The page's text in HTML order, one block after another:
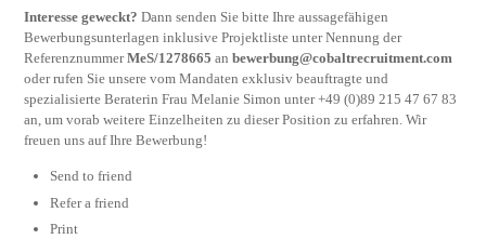
Interesse geweckt? Dann senden Sie bitte Ihre aussagefähigen
Bewerbungsunterlagen inklusive Projektliste unter Nennung der
ReferenznummerMeS/1278665 anbewerbung@cobaltrecruitment.com
oder rufen Sie unsere vom Mandaten exklusiv beauftragte und
spezialisierte Beraterin Frau Melanie Simon unter +49 (0)89 215 47 67 83
an, um vorab weitere Einzelheiten zu dieser Position zu erfahren. Wir
freuen uns auf Ihre Bewerbung!
Send to friend
Refer a friend
Print